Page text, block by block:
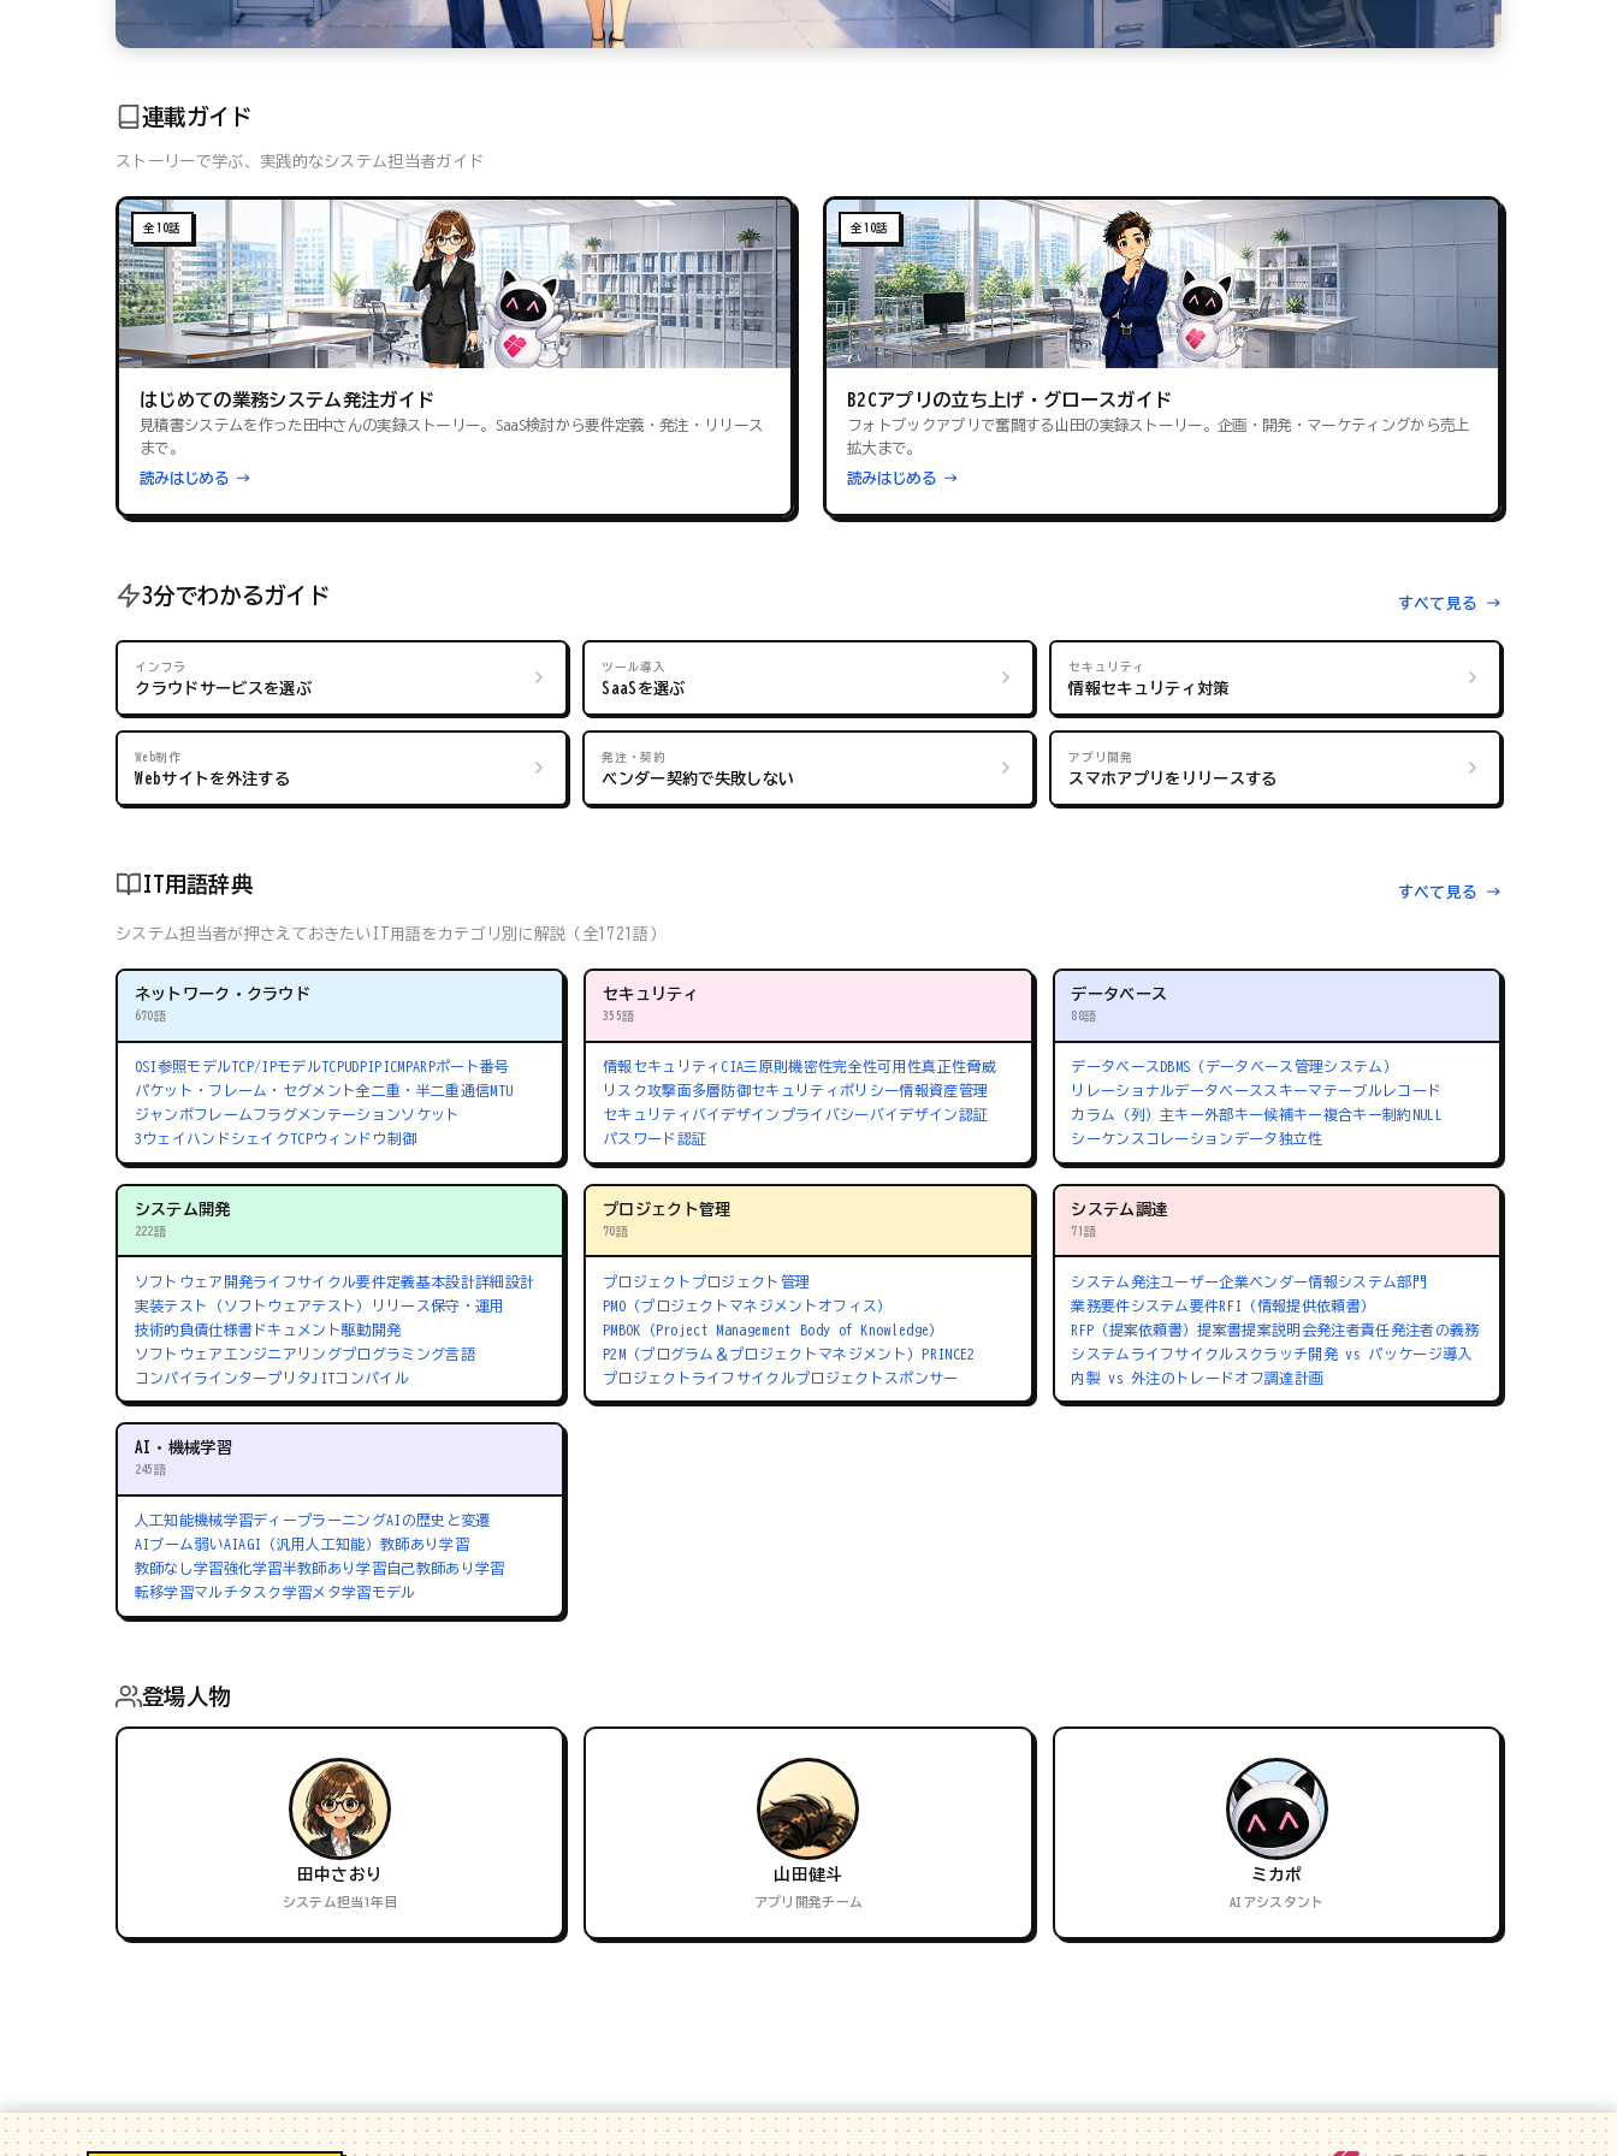
連載ガイド
ストーリーで学ぶ、実践的なシステム担当者ガイド
全10話
はじめての業務システム発注ガイド
見積書システムを作った田中さんの実録ストーリー。SaaS検討から要件定義・発注・リリース
まで。
読みはじめる →
全10話
B2Cアプリの立ち上げ・グロースガイド
フォトブックアプリで奮闘する山田の実録ストーリー。企画・開発・マーケティングから売上
拡大まで。
読みはじめる →
3分でわかるガイド すべて見る →
インフラ
クラウドサービスを選ぶ
ツール導入
SaaSを選ぶ
セキュリティ
情報セキュリティ対策
Web制作
Webサイトを外注する
発注・契約
ベンダー契約で失敗しない
アプリ開発
スマホアプリをリリースする
IT用語辞典 すべて見る →
システム担当者が押さえておきたいIT用語をカテゴリ別に解説（全1721語）
ネットワーク・クラウド
670語
OSI参照モデルTCP/IPモデルTCPUDPIPICMPARPポート番号
パケット・フレーム・セグメント全二重・半二重通信MTU
ジャンボフレーム フラグメンテーションソケット
3ウェイハンドシェイクTCPウィンドウ制御
セキュリティ
355語
情報セキュリティ CIA三原則機密性完全性可用性真正性脅威
リスク攻撃面多層防御セキュリティポリシー情報資産管理
セキュリティバイデザイン プライバシーバイデザイン認証
パスワード認証
データベース
88語
データベースDBMS（データベース管理システム）
リレーショナルデータベース スキーマ テーブルレコード
カラム（列）主キー外部キー候補キー複合キー制約NULL
シーケンス コレーションデータ独立性
システム開発
222語
ソフトウェア開発ライフサイクル要件定義基本設計詳細設計
実装テスト（ソフトウェアテスト） リリース保守・運用
技術的負債仕様書 ドキュメント駆動開発
ソフトウェアエンジニアリングプログラミング言語
コンパイラインタープリタ JITコンパイル
プロジェクト管理
70語
プロジェクト プロジェクト管理
PMO（プロジェクトマネジメントオフィス）
PMBOK（Project Management Body of Knowledge）
P2M（プログラム＆プロジェクトマネジメント）PRINCE2
プロジェクトライフサイクルプロジェクトスポンサー
システム調達
71語
システム発注ユーザー企業ベンダー情報システム部門
業務要件システム要件RFI（情報提供依頼書）
RFP（提案依頼書）提案書提案説明会発注者責任発注者の義務
システムライフサイクル スクラッチ開発 vs パッケージ導入
内製 vs 外注のトレードオフ調達計画
AI・機械学習
245語
人工知能機械学習ディープラーニングAIの歴史と変遷
AIブーム 弱いAIAGI（汎用人工知能）教師あり学習
教師なし学習強化学習半教師あり学習自己教師あり学習
転移学習マルチタスク学習メタ学習モデル
登場人物
田中さおり
システム担当1年目
山田健斗
アプリ開発チーム
ミカポ
AIアシスタント